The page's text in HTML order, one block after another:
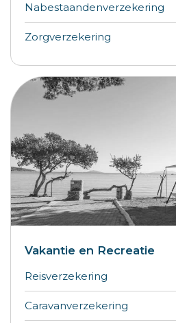
Nabestaandenverzekering
Zorgverzekering
Vakantie en Recreatie
Reisverzekering
Caravanverzekering